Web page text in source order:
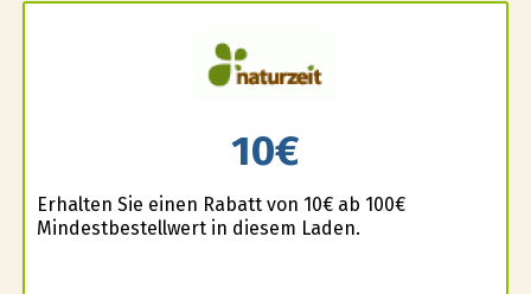
10€
Erhalten Sie einen Rabatt von 10€ ab 100€
Mindestbestellwert in diesem Laden.